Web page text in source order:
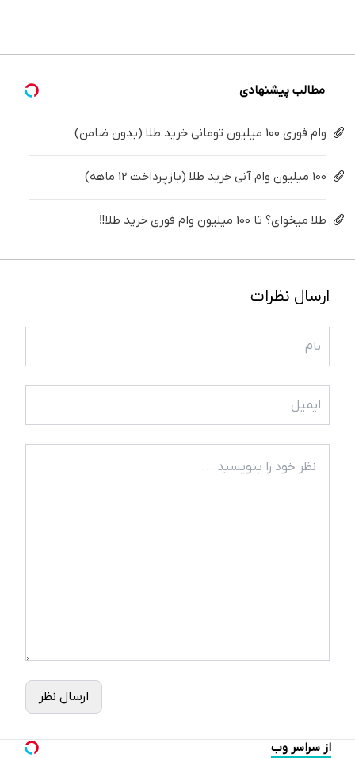
کن
میلیون !
کننده
مطالب پیشنهادی
وام فوری 100 میلیون تومانی خرید طلا (بدون ضامن)
100 میلیون وام آنی خرید طلا (بازپرداخت 12 ماهه)
طلا میخوای؟ تا 100 میلیون وام فوری خرید طلا‼️
ارسال نظرات
ارسال نظر
از سراسر وب